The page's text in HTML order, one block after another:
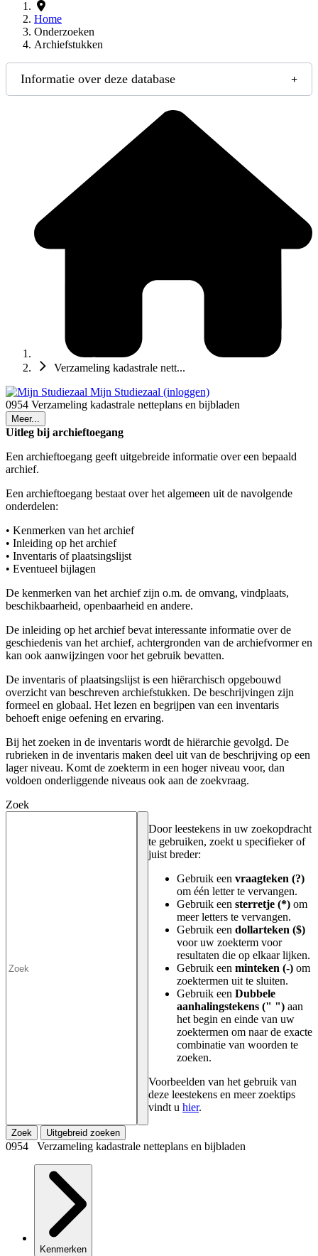
Home
Onderzoeken
Archiefstukken
Informatie over deze database
Verzameling kadastrale nett...
Mijn Studiezaal (inloggen)
0954 Verzameling kadastrale netteplans en bijbladen
Meer...
Uitleg bij archieftoegang
Een archieftoegang geeft uitgebreide informatie over een bepaald
archief.
Een archieftoegang bestaat over het algemeen uit de navolgende
onderdelen:
• Kenmerken van het archief
• Inleiding op het archief
• Inventaris of plaatsingslijst
• Eventueel bijlagen
De kenmerken van het archief zijn o.m. de omvang, vindplaats,
beschikbaarheid, openbaarheid en andere.
De inleiding op het archief bevat interessante informatie over de
geschiedenis van het archief, achtergronden van de archiefvormer en
kan ook aanwijzingen voor het gebruik bevatten.
De inventaris of plaatsingslijst is een hiërarchisch opgebouwd
overzicht van beschreven archiefstukken. De beschrijvingen zijn
formeel en globaal. Het lezen en begrijpen van een inventaris
behoeft enige oefening en ervaring.
Bij het zoeken in de inventaris wordt de hiërarchie gevolgd. De
rubrieken in de inventaris maken deel uit van de beschrijving op een
lager niveau. Komt de zoekterm in een hoger niveau voor, dan
voldoen onderliggende niveaus ook aan de zoekvraag.
Zoek
Door leestekens in uw zoekopdracht
te gebruiken, zoekt u specifieker of
juist breder:
Gebruik een vraagteken (?)
om één letter te vervangen.
Gebruik een sterretje (*) om
meer letters te vervangen.
Gebruik een dollarteken ($)
voor uw zoekterm voor
resultaten die op elkaar lijken.
Gebruik een minteken (-) om
zoektermen uit te sluiten.
Gebruik een Dubbele
aanhalingstekens (" ") aan
het begin en einde van uw
zoektermen om naar de exacte
combinatie van woorden te
zoeken.
Voorbeelden van het gebruik van
deze leestekens en meer zoektips
vindt u hier.
Zoek Uitgebreid zoeken
0954 Verzameling kadastrale netteplans en bijbladen
Kenmerken